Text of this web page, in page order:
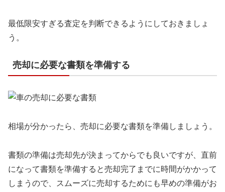
最低限安すぎる査定を判断できるようにしておきましょ
う。
売却に必要な書類を準備する
相場が分かったら、売却に必要な書類を準備しましょう。
書類の準備は売却先が決まってからでも 良いですが、直前
になって書類を準備すると売却完了までに時間がかかって
しまうので、スムーズに売却するためにも早めの準備がお